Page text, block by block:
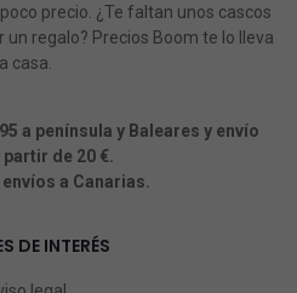
precio. ¿Te faltan unos cascos
regalo? Precios Boom te lo lleva
a casa.
a península y Baleares y envío
de 20 €.
envíos a Canarias.
DE INTERÉS